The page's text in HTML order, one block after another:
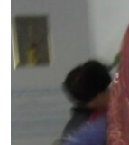
FOTOQALEREYA
İNFOQRAFIKA
KARIKATURA
RADIO ARXIV
OXU ZALI
AZƏRBAYCAN
İSLAM VƏ
HAQQIMIZDA
MISSIYAMIZ
PEŞƏ ETIKASI VƏ